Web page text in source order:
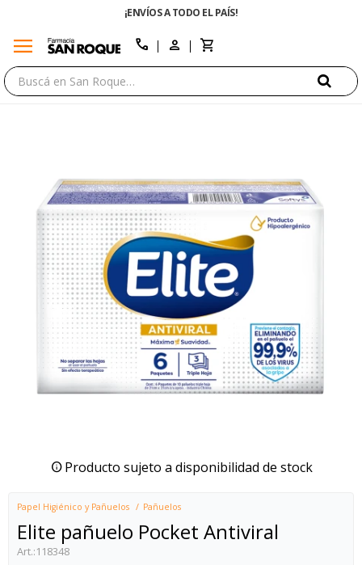
¡ENVÍOS A TODO EL PAÍS!
menu call
Producto sujeto a disponibilidad de stock
Papel Higiénico y Pañuelos Pañuelos
Elite pañuelo Pocket Antiviral
118348
close